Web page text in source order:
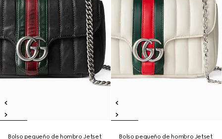
Bolso pequeño de hombro Jetset
Bolso pequeño de hombro Jetset